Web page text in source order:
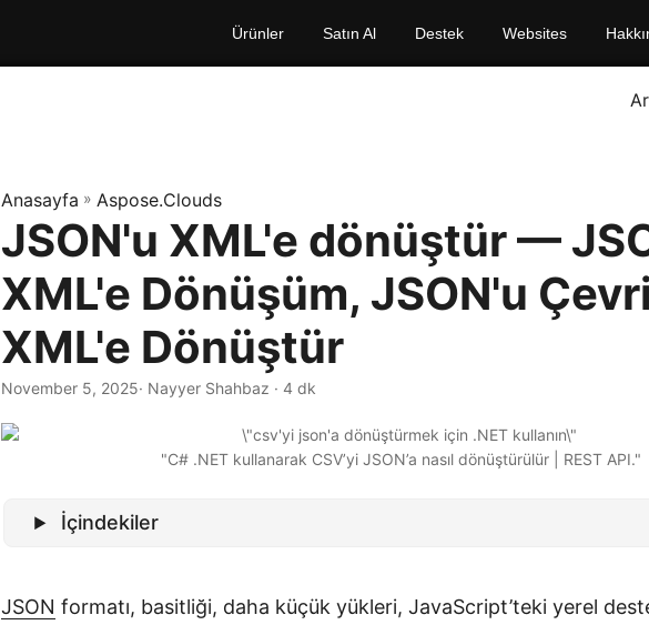
Ürünler Satın Al Destek Websites
Anasayfa » Aspose.Clouds
JSON'u XML'e dönüştür —
XML'e Dönüşüm, JSON'u
XML'e Dönüştür
November 5, 2025· Nayyer Shahbaz · 4 dk
"C# .NET kullanarak CSV’yi JSON’a nasıl dönüştürülür | REST API."
İçindekiler
JSON formatı, basitliği, daha küçük yükleri, JavaScript’teki yerel